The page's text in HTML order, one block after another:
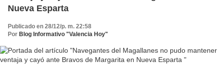
Nueva Esparta
Publicado en 28/12/p. m. 22:58
Por Blog Informativo "Valencia Hoy"